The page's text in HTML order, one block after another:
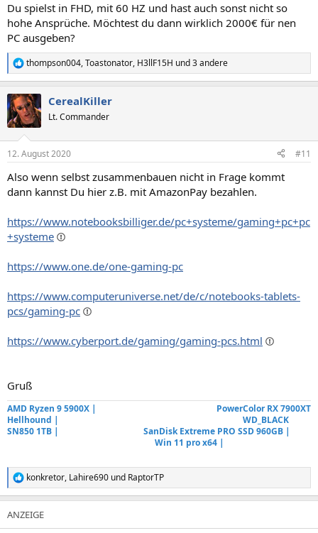
Du spielst in FHD, mit 60 HZ und hast auch sonst nicht so
hohe Ansprüche. Möchtest du dann wirklich 2000€ für nen
PC ausgeben?
R
e
k
t
i
e
:
thompson004,Toastonator, H3llF15H und 3 andere
CerealKiller
Lt. Commander
12. August 2020 #11
Also wenn selbst zusammenbauen nicht in Frage kommt
dann kannst Du hier z.B. mit AmazonPay bezahlen.
https://www.notebooksbilliger.de/pc+systeme/gaming+pc+pc
+systeme
https://www.one.de/one-gaming-pc
https://www.computeruniverse.net/de/c/notebooks-tablets-
pcs/gaming-pc
https://www.cyberport.de/gaming/gaming-pcs.html
Gruß
AMD Ryzen 9 5900X |
PowerColor RX 7900XT
Hellhound |
WD_BLACK
SN850 1TB |
SanDisk Extreme PRO SSD 960GB |
Win 11 pro x64 |
R
e
a
k
t
konkretor, Lahire690 und RaptorTP